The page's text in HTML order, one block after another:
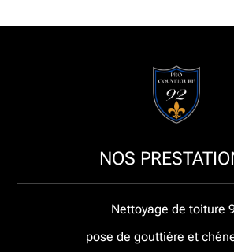
NOS
Nettoyage de toiture
pose de gouttière et